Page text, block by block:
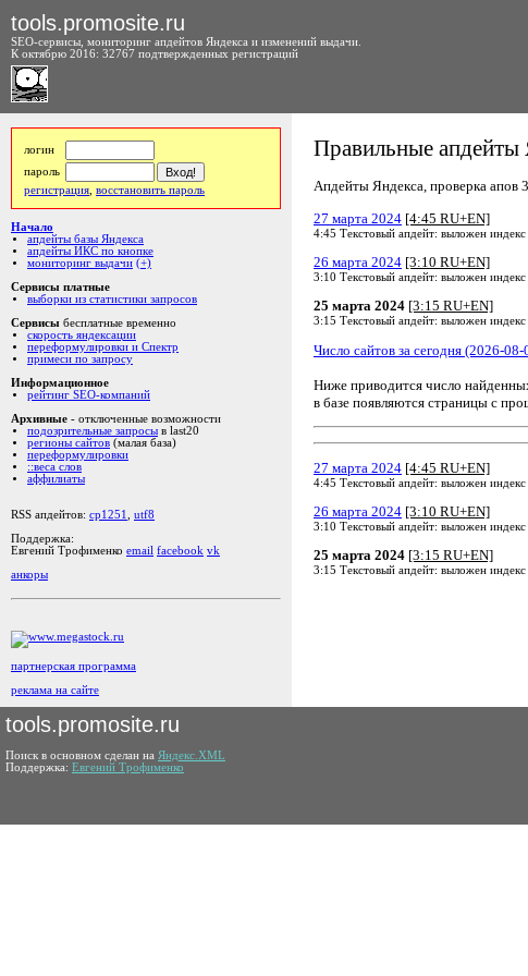
tools.promosite.ru
SEO-сервисы, мониторинг апдейтов Яндекса и изменений выдачи.
К октябрю 2016: 32767 подтвержденных регистраций
логин
пароль
регистрация восстановить пароль
Начало
апдейты базы Яндекса
апдейты ИКС по кнопке
мониторинг выдачи (+)
Сервисы платные
выборки из статистики запросов
Сервисы бесплатные временно
скорость яндексации
переформулировки и Спектр
примеси по запросу
Информационное
рейтинг SEO-компаний
Архивные - отключенные возможности
подозрительные запросы в last20
регионы сайтов (малая база)
переформулировки
::веса слов
аффилиаты
RSS апдейтов: cp1251
utf8
Поддержка:
Евгений Трофименко email facebook vk
анкоры
партнерская программа
реклама на сайте
Правильные апдейты
Апдейты Яндекса, проверка апов
27 марта 2024 [4:45 RU+EN]
4:45 Текстовый апдейт: выложен
26 марта 2024 [3:10 RU+EN]
3:10 Текстовый апдейт: выложен
25 марта 2024 [3:15 RU+EN]
3:15 Текстовый апдейт: выложен
Число сайтов за сегодня (2026-08-
Ниже приводится число
в базе появляются страницы с
27 марта 2024 [4:45 RU+EN]
4:45 Текстовый апдейт: выложен
26 марта 2024 [3:10 RU+EN]
3:10 Текстовый апдейт: выложен
25 марта 2024 [3:15 RU+EN]
3:15 Текстовый апдейт: выложен
tools.promosite.ru
Поиск в основном сделан на Яндекс.XML
Поддержка: Евгений Трофименко